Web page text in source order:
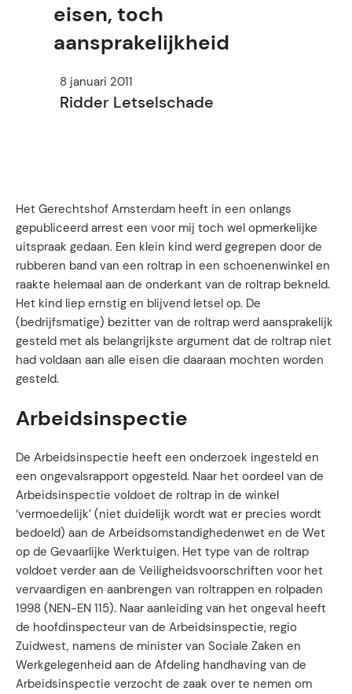
eisen, toch
aansprakelijkheid
8 januari 2011
Ridder Letselschade
Het Gerechtshof Amsterdam heeft in een onlangs
gepubliceerd arrest een voor mij toch wel opmerkelijke
uitspraak gedaan. Een klein kind werd gegrepen door de
rubberen band van een roltrap in een schoenenwinkel en
raakte helemaal aan de onderkant van de roltrap bekneld.
Het kind liep ernstig en blijvend letsel op. De
(bedrijfsmatige) bezitter van de roltrap werd aansprakelijk
gesteld met als belangrijkste argument dat de roltrap niet
had voldaan aan alle eisen die daaraan mochten worden
gesteld.
Arbeidsinspectie
De Arbeidsinspectie heeft een onderzoek ingesteld en
een ongevalsrapport opgesteld. Naar het oordeel van de
Arbeidsinspectie voldoet de roltrap in de winkel
‘vermoedelijk’ (niet duidelijk wordt wat er precies wordt
bedoeld) aan de Arbeidsomstandighedenwet en de Wet
op de Gevaarlijke Werktuigen. Het type van de roltrap
voldoet verder aan de Veiligheidsvoorschriften voor het
vervaardigen en aanbrengen van roltrappen en rolpaden
1998 (NEN-EN 115). Naar aanleiding van het ongeval heeft
de hoofdinspecteur van de Arbeidsinspectie, regio
Zuidwest, namens de minister van Sociale Zaken en
Werkgelegenheid aan de Afdeling handhaving van de
Arbeidsinspectie verzocht de zaak over te nemen om